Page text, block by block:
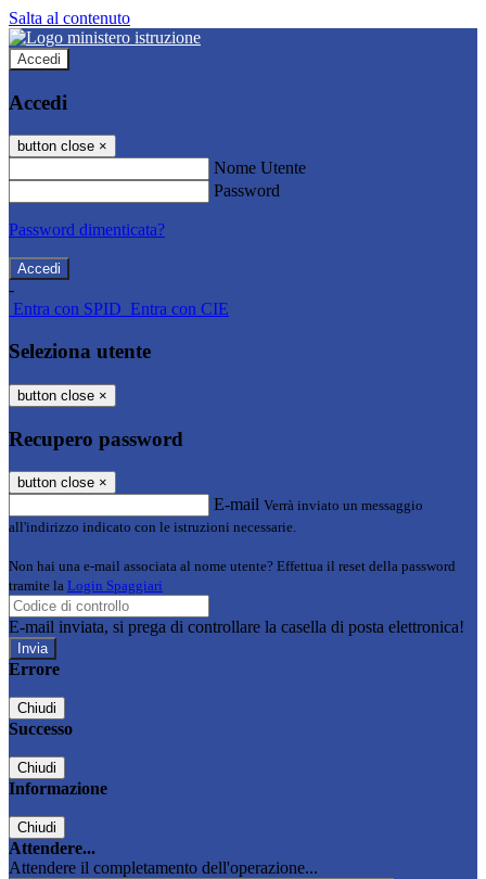
Salta al contenuto
Accedi
Accedi
button close ×
Nome Utente
Password
Password dimenticata?
-
Entra con SPID Entra con CIE
Seleziona utente
button close ×
Recupero password
button close ×
E-mail Verrà inviato un messaggio
all'indirizzo indicato con le istruzioni necessarie.
Non hai una e-mail associata al nome utente? Effettua il reset della password
tramite la Login Spaggiari
E-mail inviata, si prega di controllare la casella di posta elettronica!
Errore
Chiudi
Successo
Chiudi
Informazione
Chiudi
Attendere...
Attendere il completamento dell'operazione...